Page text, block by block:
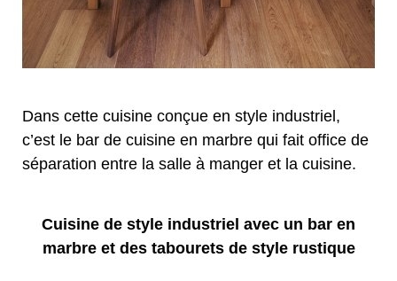
Dans cette cuisine conçue en style industriel,
c’est le bar de cuisine en marbre qui fait office de
séparation entre la salle à manger et la cuisine.
Cuisine de style industriel avec un bar en
marbre et des tabourets de style rustique